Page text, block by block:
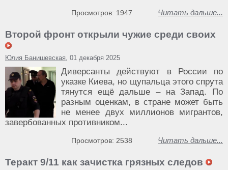
Читать дальше...
Просмотров: 1947
Второй фронт открыли чужие среди своих
Юлия Банишевская, 01 декабря 2025
Диверсанты действуют в России по
указке Киева, но щупальца этого спрута
тянутся ещё дальше – на Запад. По
разным оценкам, в стране может быть
не менее двух миллионов мигрантов,
завербованных противником...
Читать дальше...
Просмотров: 2538
Теракт 9/11 как зачистка грязных следов